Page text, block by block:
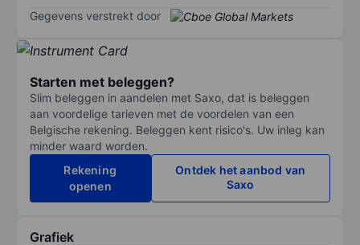
Gegevens verstrekt door
Starten met beleggen?
Slim beleggen in aandelen met Saxo, dat is beleggen
aan voordelige tarieven met de voordelen van een
Belgische rekening. Beleggen kent risico's. Uw inleg kan
minder waard worden.
Rekening
openen
Ontdek het aanbod van
Saxo
Grafiek